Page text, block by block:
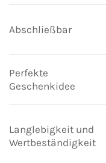
Abschließbar
Perfekte
Geschenkidee
Langlebigkeit und
Wertbeständigkeit